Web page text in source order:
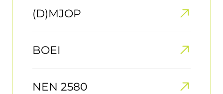
(D)MJOP
BOEI
NEN 2580